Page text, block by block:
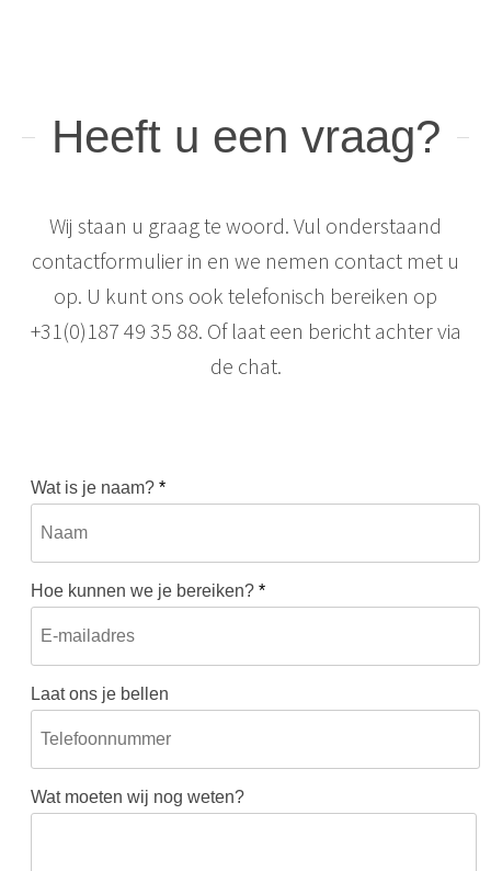
Heeft u een vraag?
Wij staan u graag te woord. Vul onderstaand
contactformulier in en we nemen contact met u
op. U kunt ons ook telefonisch bereiken op
+31(0)187 49 35 88. Of laat een bericht achter via
de chat.
Wat is je naam?*
Hoe kunnen we je bereiken?*
Laat ons je bellen
Wat moeten wij nog weten?